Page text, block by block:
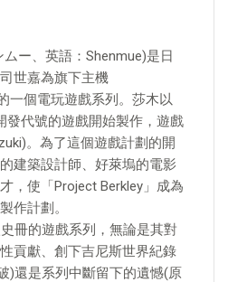
ムー、英語：Shenmue)是日
世嘉為旗下主機
一個電玩遊戲系列。莎木以
發代號的遊戲開始製作，遊戲
。為了這個遊戲計劃的開
建築設計師、好萊塢的電影
，使「Project Berkley」成為
作計劃。
冊的遊戲系列，無論是其對
貢獻、創下吉尼斯世界紀錄
)還是系列中斷留下的遺憾(原